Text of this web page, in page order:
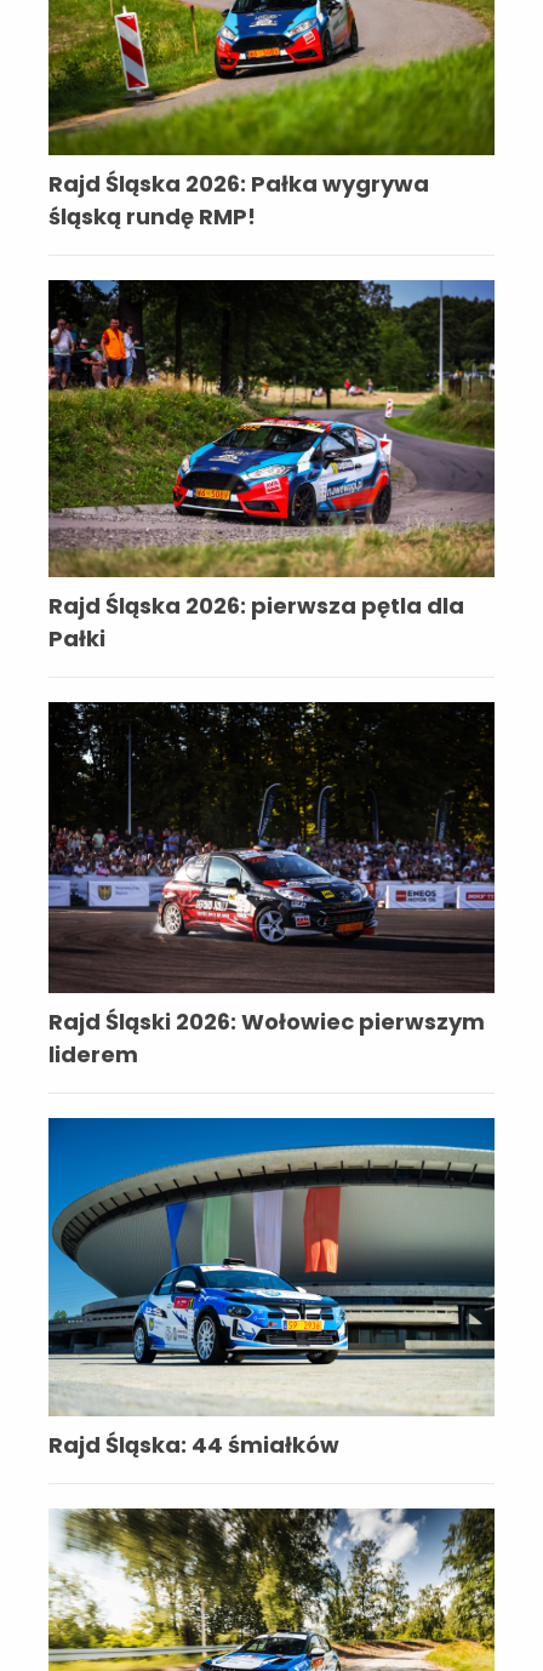
Rajd Śląska 2026: Pałka wygrywa
śląską rundę RMP!
Rajd Śląska 2026: pierwsza pętla dla
Pałki
Rajd Śląski 2026: Wołowiec pierwszym
liderem
Rajd Śląska: 44 śmiałków